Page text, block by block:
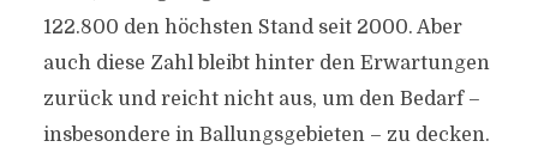
122.800 den höchsten Stand seit 2000. Aber
auch diese Zahl bleibt hinter den Erwartungen
zurück und reicht nicht aus, um den Bedarf –
insbesondere in Ballungsgebieten – zu decken.